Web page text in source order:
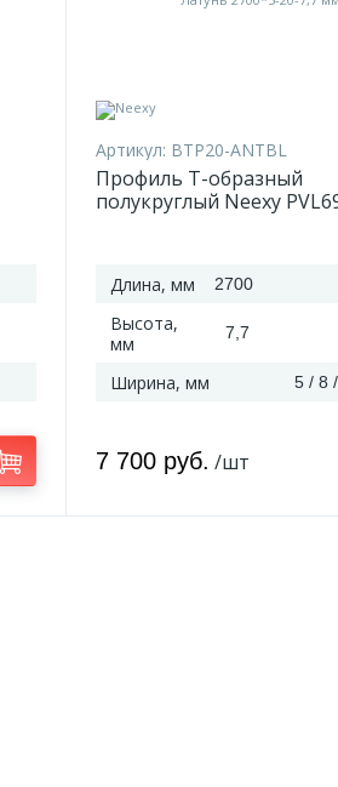
Артикул: BTP20-ANTBL
Профиль T-образный
полукруглый Neexy
Длина, мм 2700
Высота,
мм
7,7
Ширина, мм 5 / 8
7 700 руб. /шт